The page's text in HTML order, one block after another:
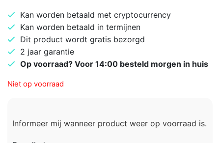
Kan worden betaald met cryptocurrency
Kan worden betaald in termijnen
Dit product wordt gratis bezorgd
2 jaar garantie
Op voorraad? Voor 14:00 besteld morgen in huis
Niet op voorraad
Informeer mij wanneer product weer op voorraad is.